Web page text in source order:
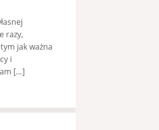
razy,
jak ważna
i
[…]